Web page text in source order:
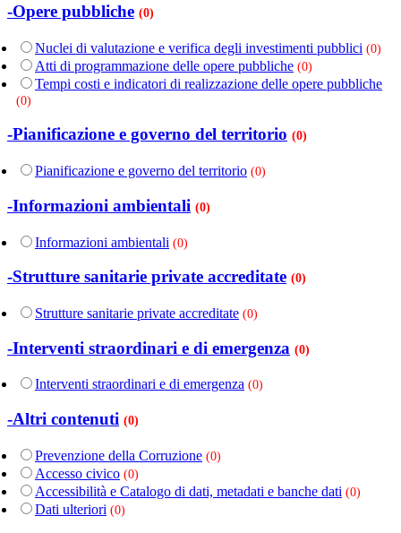
-Opere pubbliche (0)
Nuclei di valutazione e verifica degli investimenti pubblici (0)
Atti di programmazione delle opere pubbliche (0)
Tempi costi e indicatori di realizzazione delle opere pubbliche
(0)
-Pianificazione e governo del territorio (0)
Pianificazione e governo del territorio (0)
-Informazioni ambientali (0)
Informazioni ambientali (0)
-Strutture sanitarie private accreditate (0)
Strutture sanitarie private accreditate (0)
-Interventi straordinari e di emergenza (0)
Interventi straordinari e di emergenza (0)
-Altri contenuti (0)
Prevenzione della Corruzione (0)
Accesso civico (0)
Accessibilità e Catalogo di dati, metadati e banche dati (0)
Dati ulteriori (0)